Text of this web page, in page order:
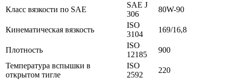
Класс вязкости по SAE
SAE J
306
80W-90
Кинематическая вязкость
ISO
3104
169/16,8
Плотность
ISO
12185
900
Температура вспышки в
открытом тигле
ISO
2592
220